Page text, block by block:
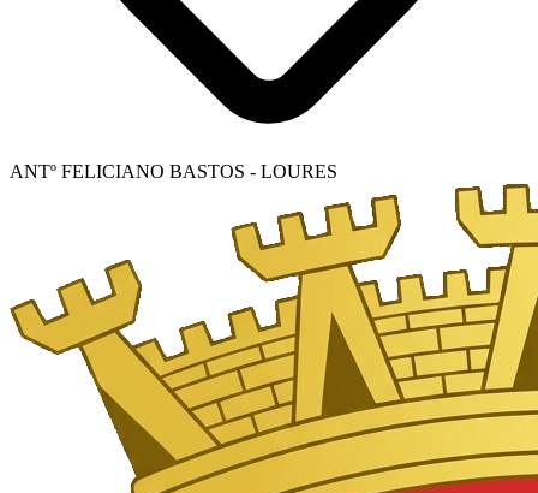
ANTº FELICIANO BASTOS - LOURES